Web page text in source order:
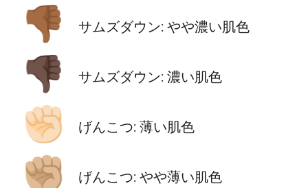
👎🏾 サムズダウン: やや濃い肌色
👎🏿 サムズダウン: 濃い肌色
✊🏻 げんこつ: 薄い肌色
✊🏼 げんこつ: やや薄い肌色